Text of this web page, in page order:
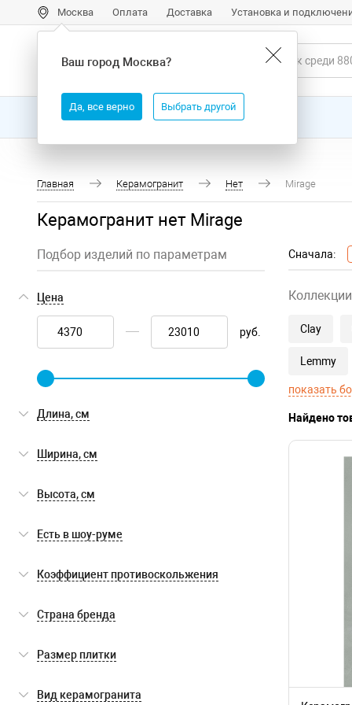
Ваш город Москва?
Да, все верно Выбрать другой
Москва Оплата Доставка Установка и
Все товары Бренды
Главная Керамогранит Нет Mirage
Керамогранит нет Mirage
Подбор изделий по параметрам
Цена
руб.
Длина, см
Ширина, см
Высота, см
Есть в шоу-руме
Есть в шоу-руме
Коэффициент противоскольжения
R 9(24)
Страна бренда
Размер плитки
Вид керамогранита
Сначала:
Clay
Lemmy
показать
Найдено